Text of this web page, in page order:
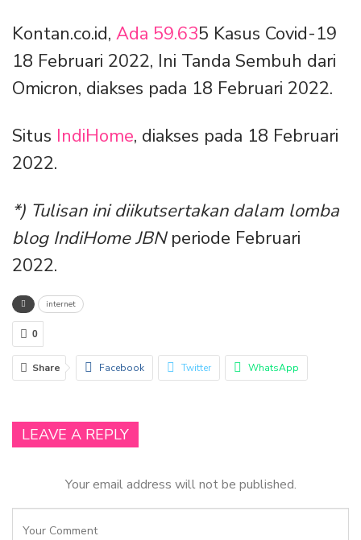
Kontan.co.id, Ada 59.635 Kasus Covid-19
18 Februari 2022, Ini Tanda Sembuh dari
Omicron, diakses pada 18 Februari 2022.
Situs IndiHome, diakses pada 18 Februari
2022.
*) Tulisan ini diikutsertakan dalam lomba
blog IndiHome JBNperiode Februari
2022.
internet
0
Share Facebook Twitter WhatsApp
LEAVE A REPLY
Your email address will not be published.